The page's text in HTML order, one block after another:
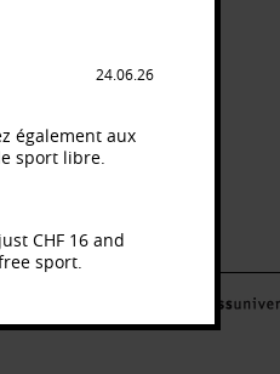
24.06.26
également aux
sport libre.
CHF 16 and
sport.